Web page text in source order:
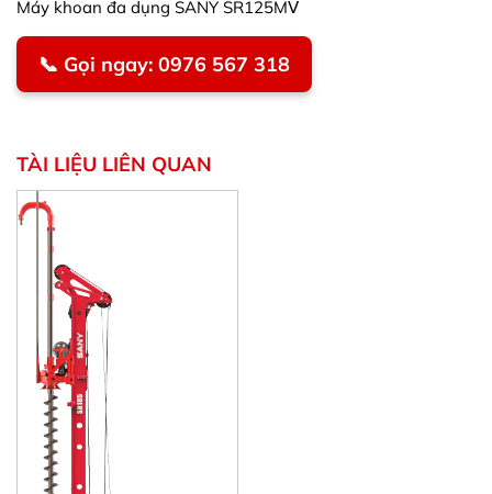
Máy khoan đa dụng SANY SR125MⅤ
📞 Gọi ngay: 0976 567 318
TÀI LIỆU LIÊN QUAN